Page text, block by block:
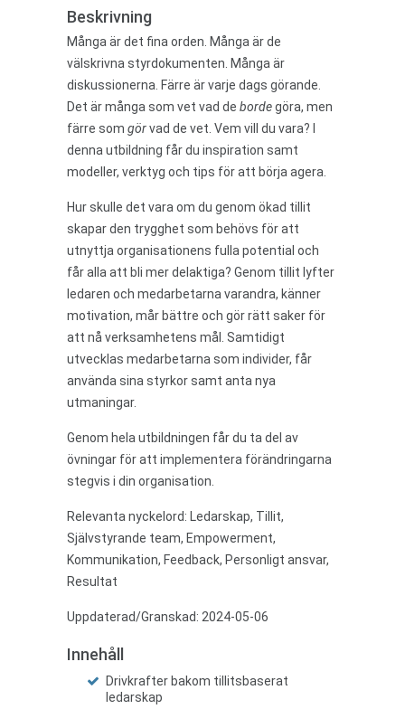
Beskrivning
Många är det fina orden. Många är de
välskrivna styrdokumenten. Många är
diskussionerna. Färre är varje dags görande.
Det är många som vet vad de bordegöra, men
färre som görvad de vet. Vem vill du vara? I
denna utbildning får du inspiration samt
modeller, verktyg och tips för att börja agera.
Hur skulle det vara om du genom ökad tillit
skapar den trygghet som behövs för att
utnyttja organisationens fulla potential och
får alla att bli mer delaktiga? Genom tillit lyfter
ledaren och medarbetarna varandra, känner
motivation, mår bättre och gör rätt saker för
att nå verksamhetens mål. Samtidigt
utvecklas medarbetarna som individer, får
använda sina styrkor samt anta nya
utmaningar.
Genom hela utbildningen får du ta del av
övningar för att implementera förändringarna
stegvis i din organisation.
Relevanta nyckelord: Ledarskap, Tillit,
Självstyrande team, Empowerment,
Kommunikation, Feedback, Personligt ansvar,
Resultat
Uppdaterad/Granskad: 2024-05-06
Innehåll
Drivkrafter bakom tillitsbaserat
ledarskap